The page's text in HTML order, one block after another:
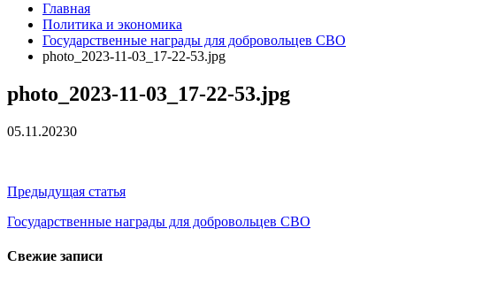
Главная
Политика и экономика
Государственные награды для добровольцев СВО
photo_2023-11-03_17-22-53.jpg
photo_2023-11-03_17-22-53.jpg
05.11.20230
Навигация
по
Предыдущая статья
Государственные награды для добровольцев СВО
Свежие записи